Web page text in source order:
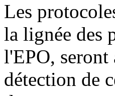
Les
la lignée des
l'EPO, seront
détection de